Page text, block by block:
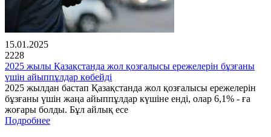
15.01.2025
2228
2025 жылы Қазақстанда жол қозғалысы ережелерін бұзғаны
үшін айыппұлдар көбейді
2025 жылдан бастап Қазақстанда жол қозғалысы ережелерін
бұзғаны үшін жаңа айыппұлдар күшіне енді, олар 6,1% - ға
жоғары болды. Бұл айлық есе
Подробнее